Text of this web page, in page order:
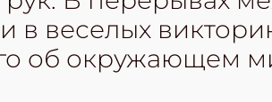
в веселых
об окружающем